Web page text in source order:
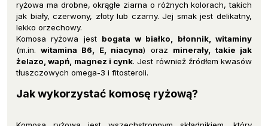
ryżowa ma drobne, okrągłe ziarna o różnych kolorach, takich
jak biały, czerwony, złoty lub czarny. Jej smak jest delikatny,
lekko orzechowy.
Komosa ryżowa jest bogata w białko, błonnik, witaminy
(m.in. witamina B6, E, niacyna) oraz minerały, takie jak
żelazo, wapń, magnez i cynk. Jest również źródłem kwasów
tłuszczowych omega-3 i fitosteroli.
Jak wykorzystać komosę ryżową?